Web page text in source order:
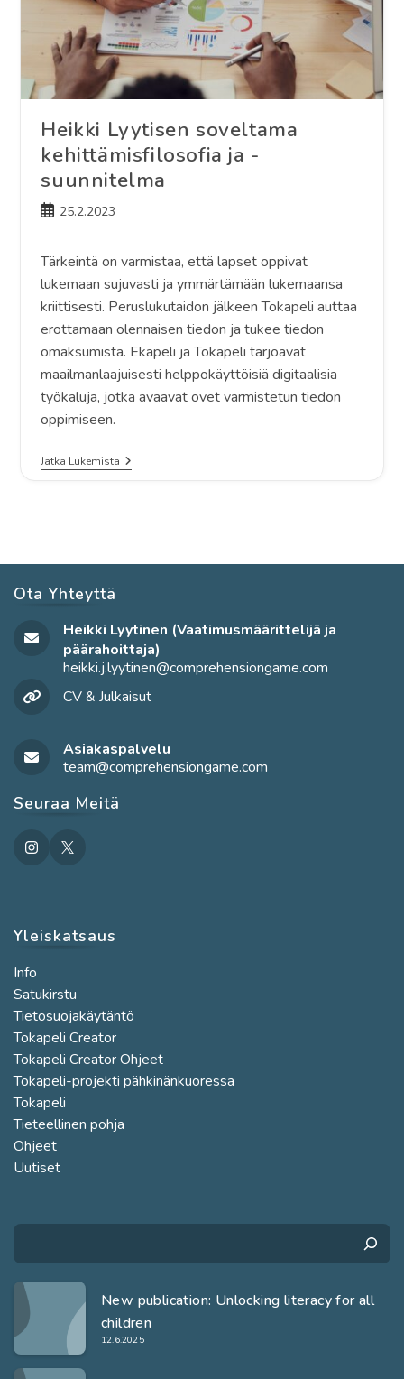
Heikki Lyytisen soveltama
kehittämisfilosofia ja -
suunnitelma
Artikkeli
25.2.2023
Tärkeintä on varmistaa, että lapset oppivat
lukemaan sujuvasti ja ymmärtämään lukemaansa
kriittisesti. Peruslukutaidon jälkeen Tokapeli auttaa
erottamaan olennaisen tiedon ja tukee tiedon
omaksumista. Ekapeli ja Tokapeli tarjoavat
maailmanlaajuisesti helppokäyttöisiä digitaalisia
työkaluja, jotka avaavat ovet varmistetun tiedon
oppimiseen.
Jatka Lukemista Heikki
Lyytisen
Ota Yhteyttä
Heikki Lyytinen (Vaatimusmäärittelijä ja
päärahoittaja)
heikki.j.lyytinen@comprehensiongame.com
CV & Julkaisut
Asiakaspalvelu
team@comprehensiongame.com
Seuraa Meitä
Yleiskatsaus
Info
Satukirstu
Tietosuojakäytäntö
Tokapeli Creator
Tokapeli Creator Ohjeet
Tokapeli-projekti pähkinänkuoressa
Tokapeli
Tieteellinen pohja
Ohjeet
Uutiset
Search
New publication: Unlocking literacy for all
children
12.6.2025